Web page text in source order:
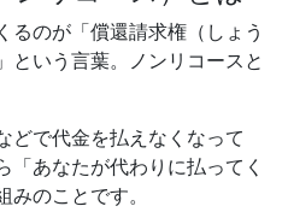
るのが「償還請求権（しょう
という言葉。ノンリコースと
どで代金を払えなくなって
「あなたが代わりに払ってく
のことです。